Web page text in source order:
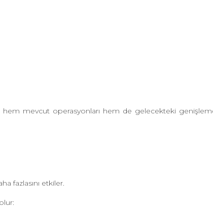
hem mevcut operasyonları hem de gelecekteki
fazlasını etkiler.